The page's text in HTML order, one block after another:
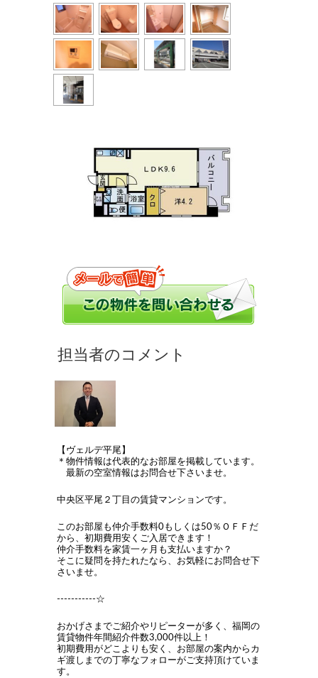
【ヴェルデ平尾】
＊物件情報は代表的なお部屋を掲載しています。
最新の空室情報はお問合せ下さいませ。
中央区平尾２丁目の賃貸マンションです。
このお部屋も仲介手数料0もしくは50％ＯＦＦだ
から、初期費用安くご入居できます！
仲介手数料を家賃一ヶ月も支払いますか？
そこに疑問を持たれたなら、お気軽にお問合せ下
さいませ。
-----------☆
おかげさまでご紹介やリピーターが多く、福岡の
賃貸物件年間紹介件数3,000件以上！
初期費用がどこよりも安く、お部屋の案内からカ
ギ渡しまでの丁寧なフォローがご支持頂けていま
す。